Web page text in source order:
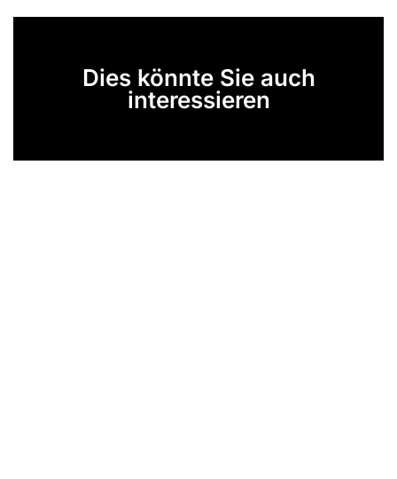
Dies könnte Sie auch
interessieren